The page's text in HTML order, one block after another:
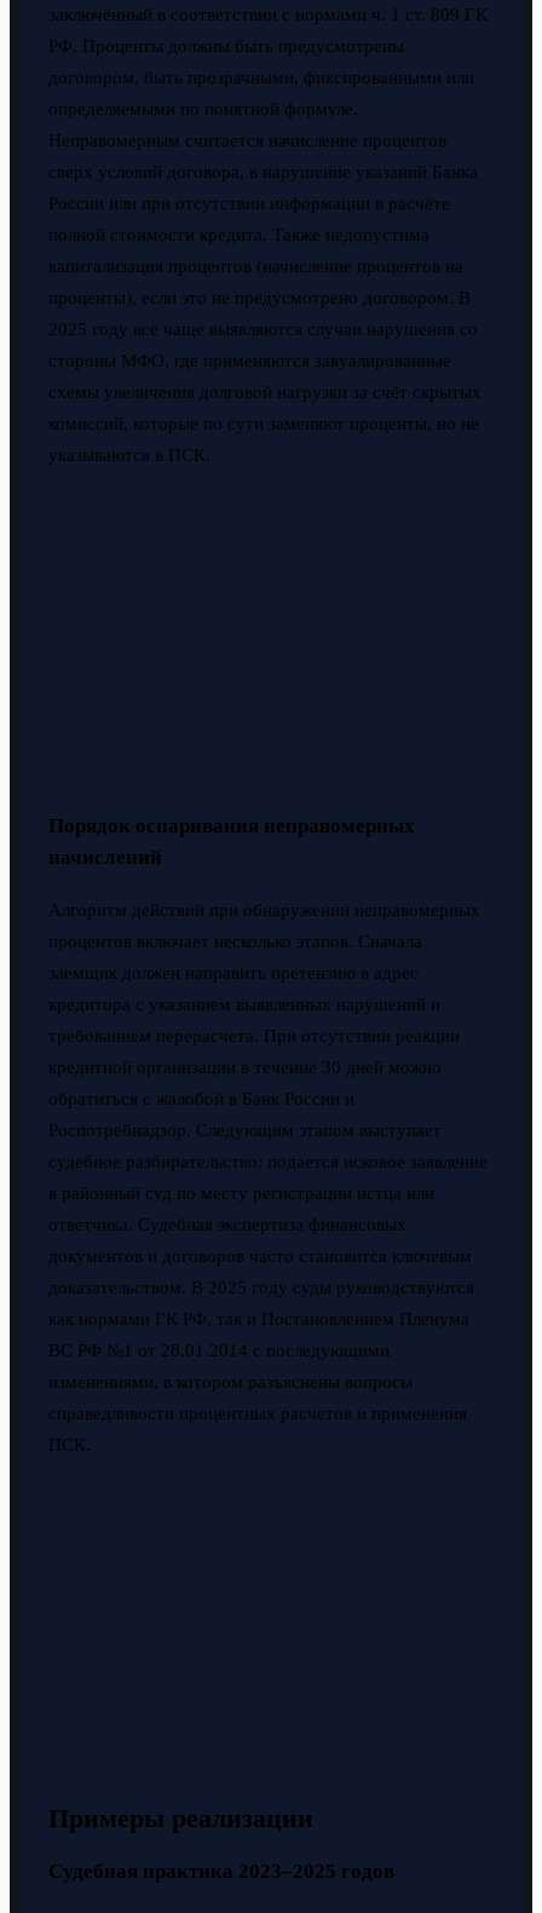
заключённый в соответствии с нормами ч. 1 ст. 809 ГК
РФ. Проценты должны быть предусмотрены
договором, быть прозрачными, фиксированными или
определяемыми по понятной формуле.
Неправомерным считается начисление процентов
сверх условий договора, в нарушение указаний Банка
России или при отсутствии информации в расчёте
полной стоимости кредита. Также недопустима
капитализация процентов (начисление процентов на
проценты), если это не предусмотрено договором. В
2025 году всё чаще выявляются случаи нарушения со
стороны МФО, где применяются завуалированные
схемы увеличения долговой нагрузки за счёт скрытых
комиссий, которые по сути заменяют проценты, но не
указываются в ПСК.
Порядок оспаривания неправомерных
начислений
Алгоритм действий при обнаружении неправомерных
процентов включает несколько этапов. Сначала
заемщик должен направить претензию в адрес
кредитора с указанием выявленных нарушений и
требованием перерасчета. При отсутствии реакции
кредитной организации в течение 30 дней можно
обратиться с жалобой в Банк России и
Роспотребнадзор. Следующим этапом выступает
судебное разбирательство: подается исковое заявление
в районный суд по месту регистрации истца или
ответчика. Судебная экспертиза финансовых
документов и договоров часто становится ключевым
доказательством. В 2025 году суды руководствуются
как нормами ГК РФ, так и Постановлением Пленума
ВС РФ №1 от 28.01.2014 с последующими
изменениями, в котором разъяснены вопросы
справедливости процентных расчетов и применения
ПСК.
Примеры реализации
Судебная практика 2023–2025 годов